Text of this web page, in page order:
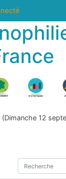
(Dimanche 12